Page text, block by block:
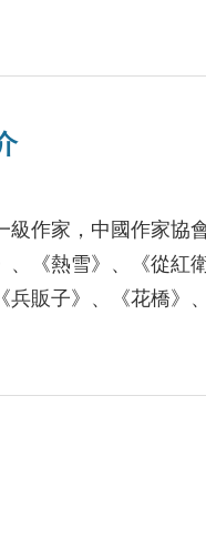
」──他們於山路打
後「戰地重遊」的日
級作家，中國作家協
、《熱雪》、《從紅
兵販子》、《花橋》
烏金獎長篇小說第